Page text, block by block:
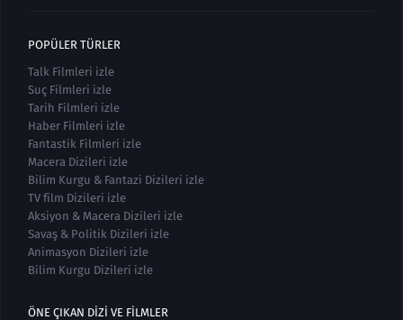
POPÜLER TÜRLER
Talk Filmleri izle
Suç Filmleri izle
Tarih Filmleri izle
Haber Filmleri izle
Fantastik Filmleri izle
Macera Dizileri izle
Bilim Kurgu & Fantazi Dizileri izle
TV film Dizileri izle
Aksiyon & Macera Dizileri izle
Savaş & Politik Dizileri izle
Animasyon Dizileri izle
Bilim Kurgu Dizileri izle
ÖNE ÇIKAN DIZI VE FILMLER